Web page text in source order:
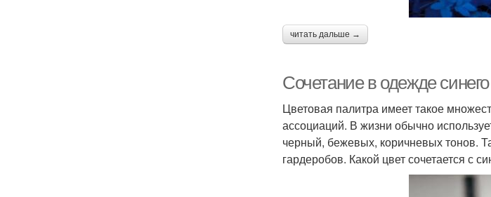
читать дальше →
Сочетание в одежде
Цветовая палитра имеет такое
ассоциаций. В жизни обычно
черный, бежевых, коричневых тонов.
гардеробов. Какой цвет сочетается с